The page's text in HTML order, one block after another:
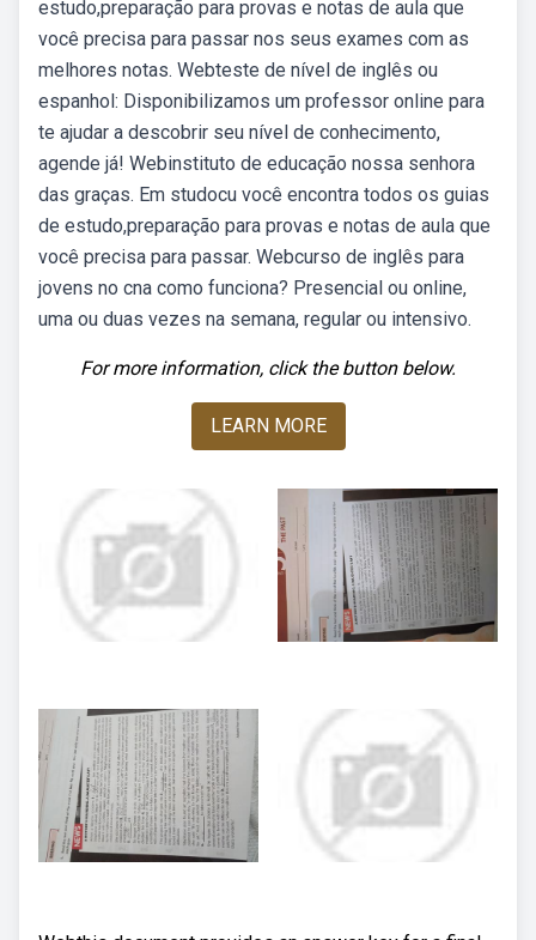
estudo,preparação para provas e notas de aula que
você precisa para passar nos seus exames com as
melhores notas. Webteste de nível de inglês ou
espanhol: Disponibilizamos um professor online para
te ajudar a descobrir seu nível de conhecimento,
agende já! Webinstituto de educação nossa senhora
das graças. Em studocu você encontra todos os guias
de estudo,preparação para provas e notas de aula que
você precisa para passar. Webcurso de inglês para
jovens no cna como funciona? Presencial ou online,
uma ou duas vezes na semana, regular ou intensivo.
For more information, click the button below.
LEARN MORE